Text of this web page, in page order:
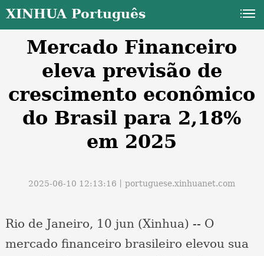
XINHUA Português
Mercado Financeiro
eleva previsão de
crescimento econômico
do Brasil para 2,18%
em 2025
2025-06-10 12:13:16丨portuguese.xinhuanet.com
Rio de Janeiro, 10 jun (Xinhua) -- O
mercado financeiro brasileiro elevou sua